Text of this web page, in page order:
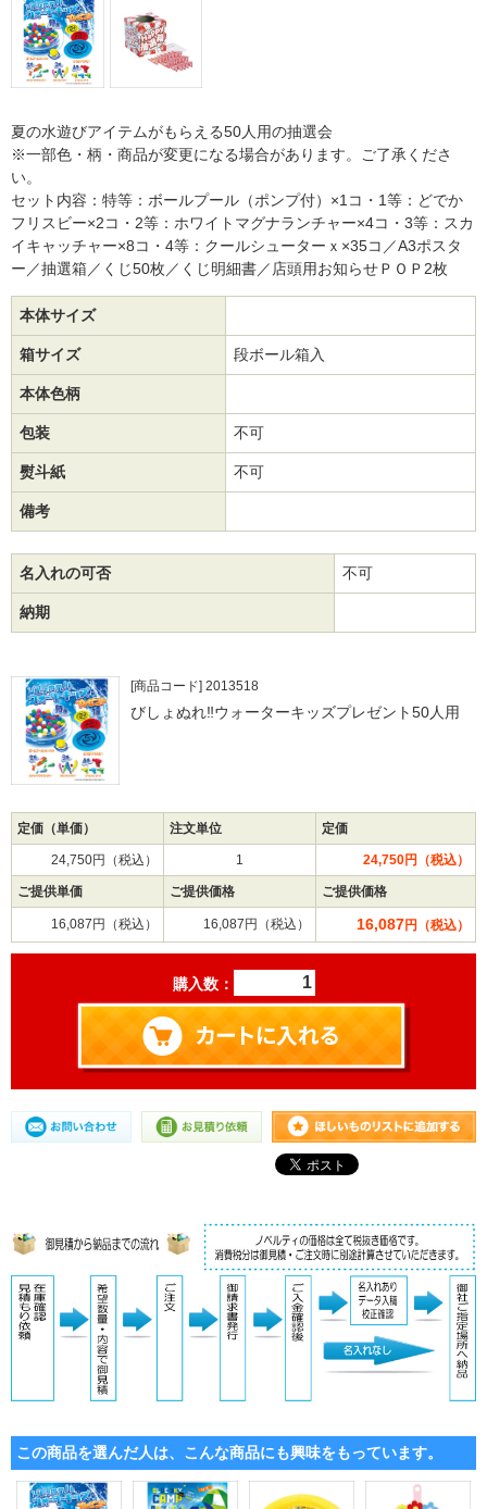
夏の水遊びアイテムがもらえる50人用の抽選会
※一部色・柄・商品が変更になる場合があります。ご了承くださ
い。
セット内容：特等：ボールプール（ポンプ付）×1コ・1等：どでか
フリスビー×2コ・2等：ホワイトマグナランチャー×4コ・3等：スカ
イキャッチャー×8コ・4等：クールシューターｘ×35コ／A3ポスタ
ー／抽選箱／くじ50枚／くじ明細書／店頭用お知らせＰＯＰ2枚
本体サイズ
箱サイズ 段ボール箱入
本体色柄
包装 不可
熨斗紙 不可
備考
名入れの可否 不可
納期
[商品コード] 2013518
びしょぬれ‼ウォーターキッズプレゼント50人用
定価（単価） 注文単位 定価
24,750円（税込） 1 24,750円（税込）
ご提供単価 ご提供価格 ご提供価格
16,087円（税込） 16,087円（税込） 16,087円（税込）
購入数：
この商品を選んだ人は、こんな商品にも興味をもっています。